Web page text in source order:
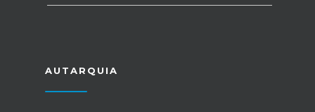
AUTARQUIA